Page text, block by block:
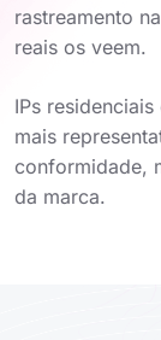
rastreamento
reais os veem.
IPs
mais
conformidade,
da marca.